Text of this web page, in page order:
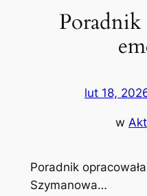
lut 18,
w
Poradnik
Szymanowa…